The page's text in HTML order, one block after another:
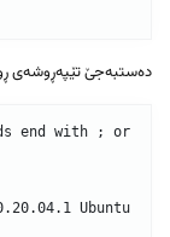
دەستبەجێ تێپەڕوشەی
end with ; or
Ubuntu